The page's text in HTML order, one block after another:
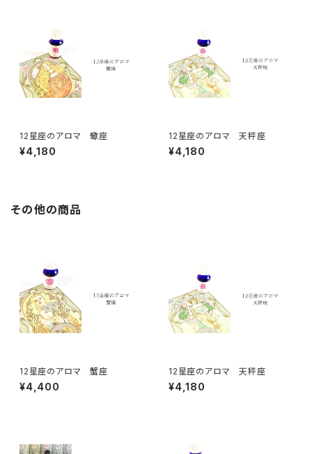
12星座のアロマ 蠍座
¥4,180
12星座のアロマ 天秤座
¥4,180
その他の商品
12星座のアロマ 蟹座
¥4,400
12星座のアロマ 天秤座
¥4,180